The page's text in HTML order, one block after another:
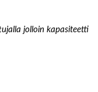
jolloin kapasiteetti